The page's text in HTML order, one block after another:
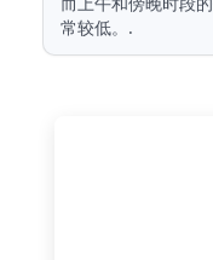
常较低。.